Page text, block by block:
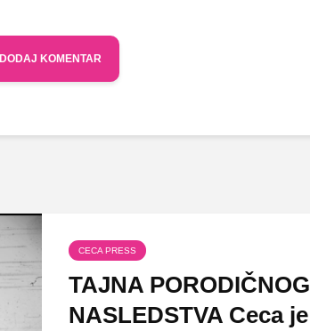
DODAJ KOMENTAR
CECA PRESS
TAJNA PORODIČNOG
NASLEDSTVA Ceca je